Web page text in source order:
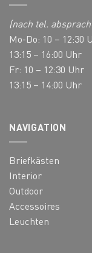
(nach tel.
Mo-Do: 10 – 12:30
13:15 – 16:00 Uhr
Fr: 10 – 12:30 Uhr
13:15 – 14:00 Uhr
NAVIGATION
Briefkästen
Interior
Outdoor
Accessoires
Leuchten